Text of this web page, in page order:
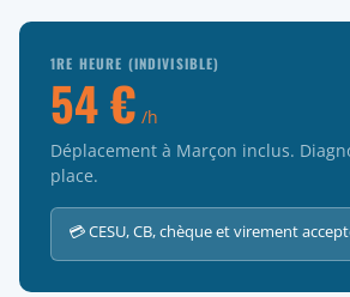
1RE HEURE (INDIVISIBLE)
54 € /h
Déplacement à Marçon inclus.
place.
💳 CESU, CB, chèque et virement